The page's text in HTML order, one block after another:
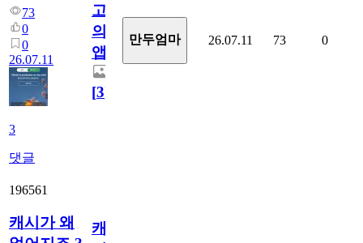
73
0
0
26.07.11
3
댓글
고
의
앱.
[3]
만두엄마 26.07.11 73 0
196561
캐시가 왜
캐